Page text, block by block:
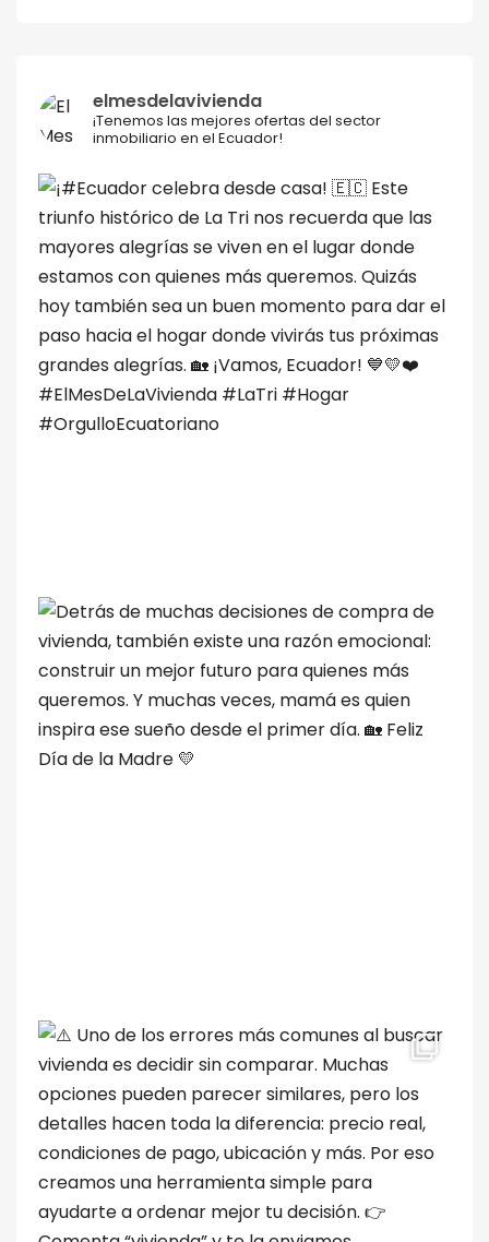
elmesdelavivienda
¡Tenemos las mejores ofertas del sector
inmobiliario en el Ecuador!